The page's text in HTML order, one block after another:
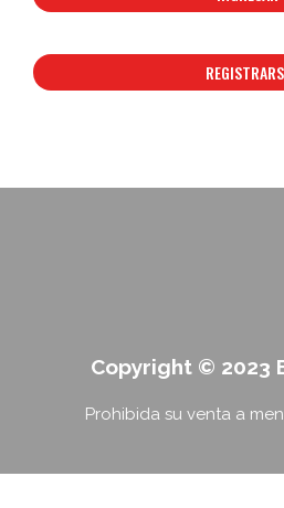
Copyright © 2023
Prohibida su venta a